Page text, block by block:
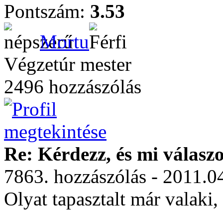
Pontszám: 3.53
Mortu
Végzetúr mester
2496 hozzászólás
Re: Kérdezz, és mi
7863. hozzászólás -
Olyat tapasztalt már valaki,